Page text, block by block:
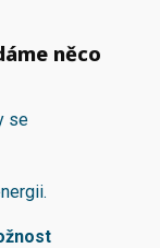
něco
se